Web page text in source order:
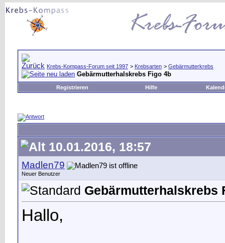
Krebs-Kompass-Forum seit 1997 > Krebsarten > Gebärmutterkrebs
Gebärmutterhalskrebs Figo 4b
Registrieren Hilfe
10.01.2016, 18:57
Madlen79
Neuer Benutzer
Gebärmutterhalskrebs
Hallo,